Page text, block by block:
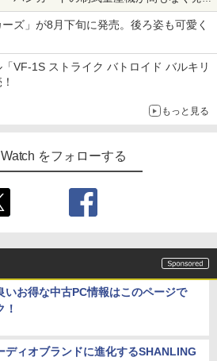
ろし】
ズ」が8月下旬に発売。後ろ姿も可愛く
ーンやメーターなど4種がラインナップ
VF-1S ストライク バトロイド バルキリ
もっと見る
をフォローする
いお得な中古PC情報はこのページで
！
ディオブランドに進化するSHANLING